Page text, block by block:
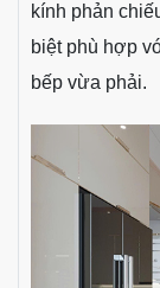
kính phản
biệt phù hợp
bếp vừa phải.